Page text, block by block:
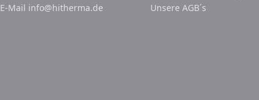
E-Mail info@hitherma.de
Unsere AGB´s